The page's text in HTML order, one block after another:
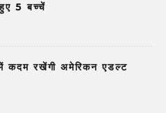
5 बच्चें
कदम रखेंगी अमेरिकन एडल्ट